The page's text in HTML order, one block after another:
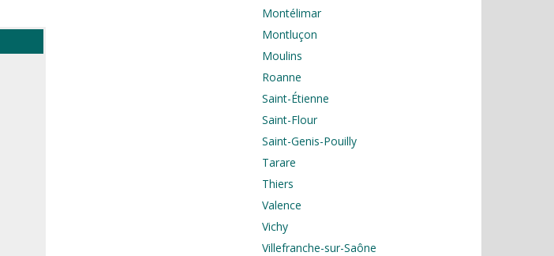
Montélimar
Montluçon
Moulins
Roanne
Saint-Étienne
Saint-Flour
Saint-Genis-Pouilly
Tarare
Thiers
Valence
Vichy
Villefranche-sur-Saône